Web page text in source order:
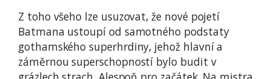
Z toho všeho lze usuzovat, že nové pojetí
Batmana ustoupí od samotného podstaty
gothamského superhrdiny, jehož hlavní a
záměrnou superschopností bylo budit v